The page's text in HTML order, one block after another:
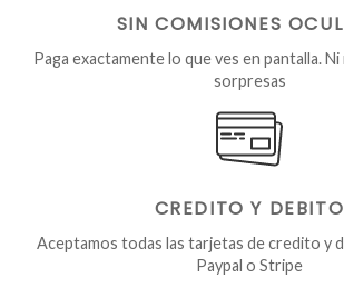
SIN COMISIONES
Paga exactamente lo que ves en pantalla. Ni
sorpresas
CREDITO Y DEBITO
Aceptamos todas las tarjetas de credito y
Paypal o Stripe